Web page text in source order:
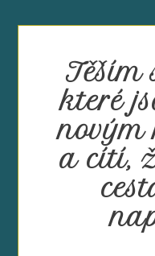
Těším
které
novým
a cítí,